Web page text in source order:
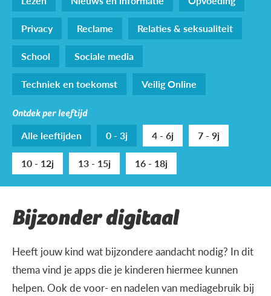
Privacy
Reclame
Relaties & seksualiteit
School
Sociale media
Techniek en toekomst
Veilig Online
Ontdek per leeftijd
Alle leeftijden 0 - 3j 4 - 6j
7 - 9j
10 - 12j
13 - 15j 16 - 18j
Bijzonder digitaal
Heeft jouw kind wat bijzondere aandacht nodig? In dit
thema vind je apps die je kinderen hiermee kunnen
helpen. Ook de voor- en nadelen van mediagebruik bij